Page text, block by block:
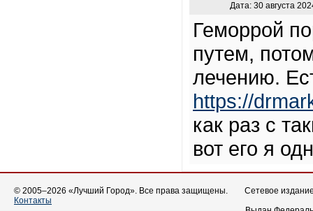
Дата: 30 августа
Геморрой
путем,
лечению.
https://
как раз с
вот его я
© 2005–2026 «Лучший Город». Все права защищены.
Контакты
Сетевое